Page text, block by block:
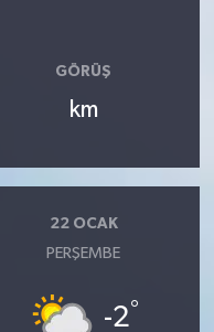
GÖRÜŞ
km
22 OCAK
PERŞEMBE
-2°